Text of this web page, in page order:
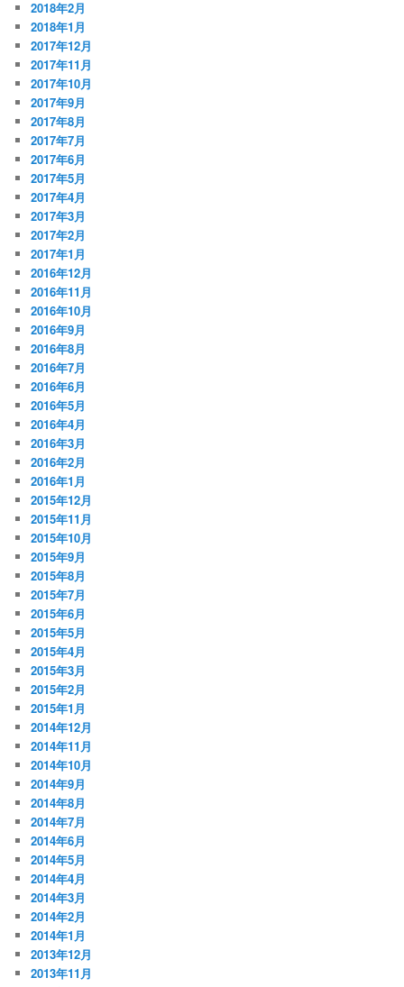
2018年2月
2018年1月
2017年12月
2017年11月
2017年10月
2017年9月
2017年8月
2017年7月
2017年6月
2017年5月
2017年4月
2017年3月
2017年2月
2017年1月
2016年12月
2016年11月
2016年10月
2016年9月
2016年8月
2016年7月
2016年6月
2016年5月
2016年4月
2016年3月
2016年2月
2016年1月
2015年12月
2015年11月
2015年10月
2015年9月
2015年8月
2015年7月
2015年6月
2015年5月
2015年4月
2015年3月
2015年2月
2015年1月
2014年12月
2014年11月
2014年10月
2014年9月
2014年8月
2014年7月
2014年6月
2014年5月
2014年4月
2014年3月
2014年2月
2014年1月
2013年12月
2013年11月